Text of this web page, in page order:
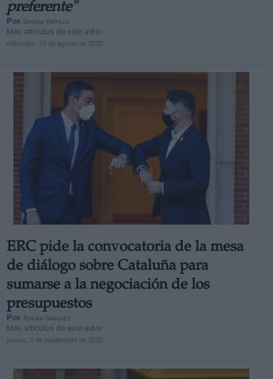
preferente"
Por Sandra Repollo
Más artículos de este autor
miércoles, 26 de agosto de 2020
ERC pide la convocatoria de la mesa
de diálogo sobre Cataluña para
sumarse a la negociación de los
presupuestos
Por Adrián Sánchez
Más artículos de este autor
jueves, 3 de septiembre de 2020